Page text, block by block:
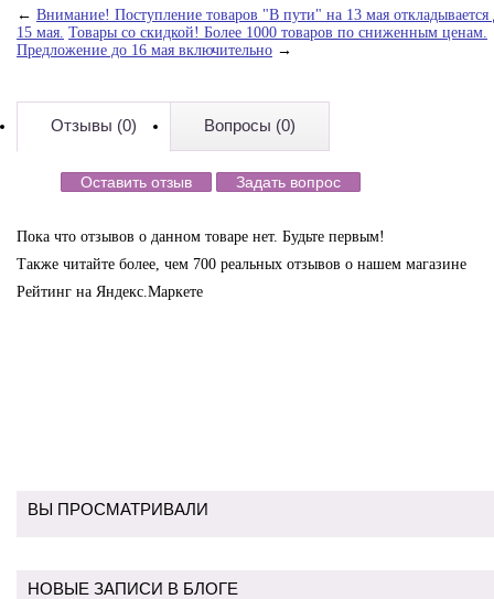
← Внимание! Поступление товаров "В пути" на 13 мая откладывается
15 мая. Товары со скидкой! Более 1000 товаров по сниженным ценам.
Предложение до 16 мая включительно →
Отзывы (0) Вопросы (0)
Оставить отзыв Задать вопрос
Пока что отзывов о данном товаре нет. Будьте первым!
Также читайте более, чем 700 реальных отзывов о нашем магазине
Рейтинг на Яндекс.Маркете
ВЫ ПРОСМАТРИВАЛИ
НОВЫЕ ЗАПИСИ В БЛОГЕ